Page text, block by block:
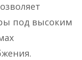
под высоким